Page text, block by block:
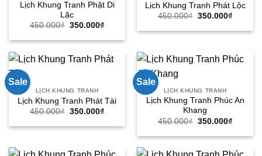
Lịch Khung Tranh Phật Di
Lặc
450.000₫ Giá
là:
350.000₫Giá
tại
350.000₫.
Lịch Khung Tranh Phát Lộc
450.000₫ Giá
là:
350.000₫Giá
tại
Sale
LỊCH KHUNG TRANH
Lịch Khung Tranh Phát Tài
450.000₫ Giá
là:
350.000₫Giá
tại
350.000₫.
Sale
LỊCH KHUNG TRANH
Lịch Khung Tranh Phúc An
Khang
450.000₫ Giá
là:
350.000₫Giá
tại